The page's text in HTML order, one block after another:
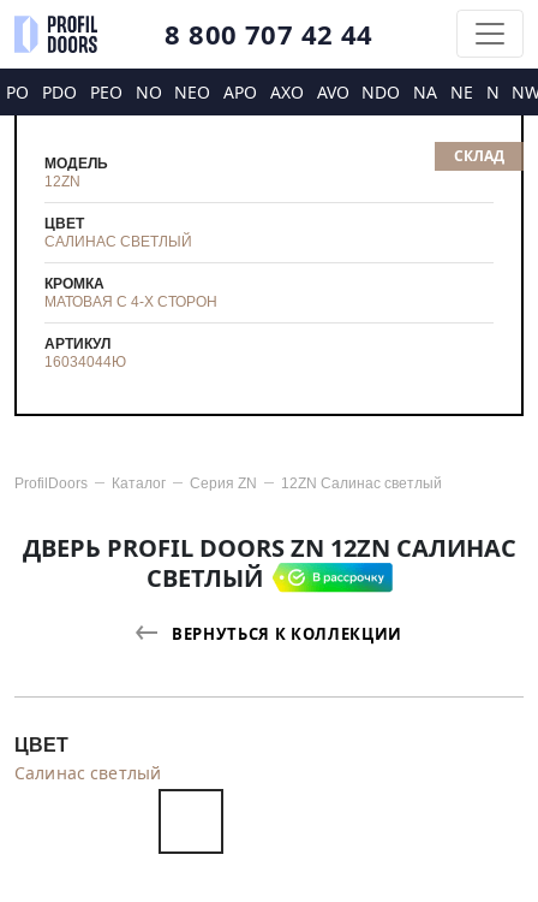
8 800 707 42 44
PO PDO PEO NO NEO APO AXO AVO NDO NA NE N
СКЛАД
МОДЕЛЬ
12ZN
ЦВЕТ
САЛИНАС СВЕТЛЫЙ
КРОМКА
МАТОВАЯ С 4-Х СТОРОН
АРТИКУЛ
16034044Ю
ProfilDoors Каталог Серия ZN 12ZN Салинас светлый
ДВЕРЬ PROFIL DOORS ZN 12ZN САЛИНАС
СВЕТЛЫЙ
ВЕРНУТЬСЯ К КОЛЛЕКЦИИ
ЦВЕТ
Салинас светлый